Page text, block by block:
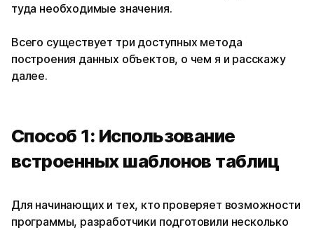
туда необходимые значения.
Всего существует три доступных метода
построения данных объектов, о чем я и расскажу
далее.
Способ 1: Использование
встроенных шаблонов таблиц
Для начинающих и тех, кто проверяет возможности
программы, разработчики подготовили несколько